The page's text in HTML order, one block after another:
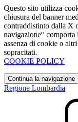
Questo sito utilizza
chiusura del banner
contraddistinto dalla X
navigazione" comporta
assenza di cookie o
sopracitati.
COOKIE POLICY
Continua la navigazione
Regione Lombardia